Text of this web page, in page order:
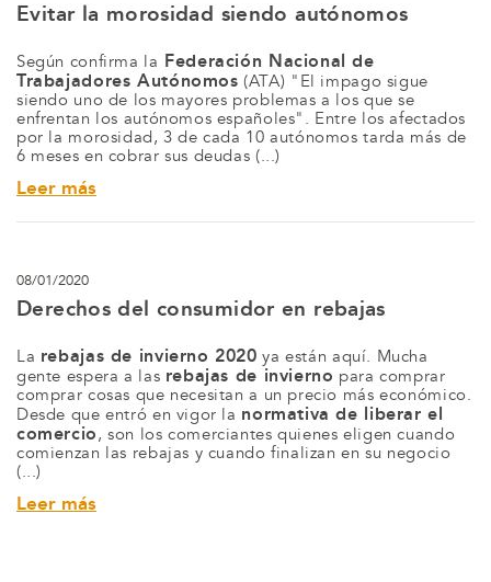
Evitar la morosidad siendo autónomos
Según confirma la Federación Nacional de
Trabajadores Autónomos (ATA) "El impago sigue
siendo uno de los mayores problemas a los que se
enfrentan los autónomos españoles". Entre los afectados
por la morosidad, 3 de cada 10 autónomos tarda más de
6 meses en cobrar sus deudas (...)
Leer más
08/01/2020
Derechos del consumidor en rebajas
La rebajas de invierno 2020 ya están aquí. Mucha
gente espera a las rebajas de invierno para comprar
comprar cosas que necesitan a un precio más económico.
Desde que entró en vigor la normativa de liberar el
comercio, son los comerciantes quienes eligen cuando
comienzan las rebajas y cuando finalizan en su negocio
(...)
Leer más